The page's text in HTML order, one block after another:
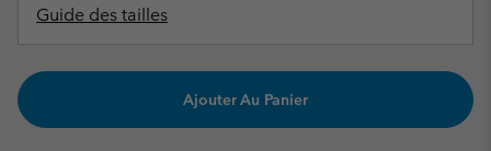
Guide des tailles
Ajouter Au Panier